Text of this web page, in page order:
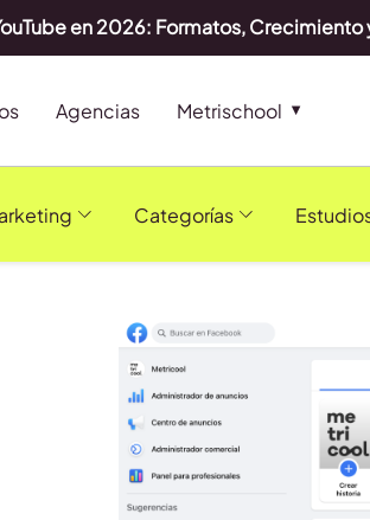
en 2026: Formatos, Crecimiento
Agencias Metrischool
Categorías